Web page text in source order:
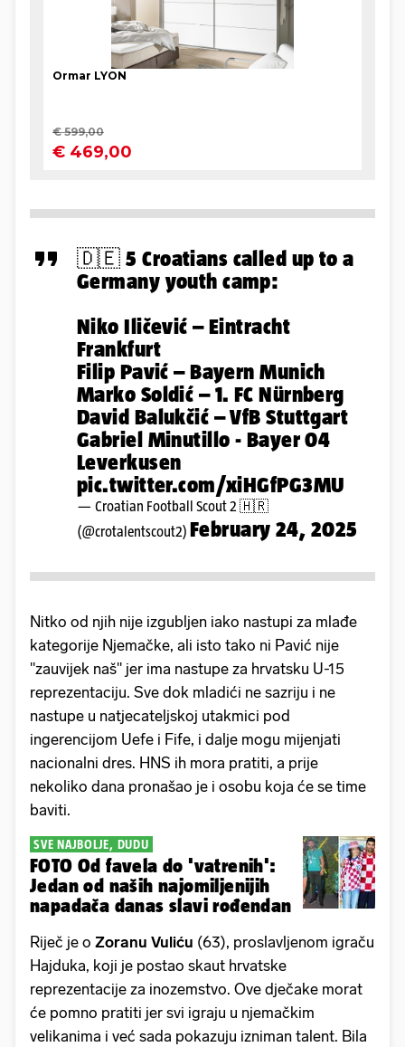
🇩🇪 5 Croatians called up to a
Germany youth camp:
Niko Iličević – Eintracht
Frankfurt
Filip Pavić – Bayern Munich
Marko Soldić – 1. FC Nürnberg
David Balukčić – VfB Stuttgart
Gabriel Minutillo - Bayer 04
Leverkusen
pic.twitter.com/xiHGfPG3MU
— Croatian Football Scout 2 🇭🇷
(@crotalentscout2) February 24, 2025
Nitko od njih nije izgubljen iako nastupi za mlađe
kategorije Njemačke, ali isto tako ni Pavić nije
"zauvijek naš" jer ima nastupe za hrvatsku U-15
reprezentaciju. Sve dok mladići ne sazriju i ne
nastupe u natjecateljskoj utakmici pod
ingerencijom Uefe i Fife, i dalje mogu mijenjati
nacionalni dres. HNS ih mora pratiti, a prije
nekoliko dana pronašao je i osobu koja će se time
baviti.
SVE NAJBOLJE, DUDU
FOTO Od favela do 'vatrenih':
Jedan od naših najomiljenijih
napadača danas slavi rođendan
Riječ je o Zoranu Vuliću (63), proslavljenom igraču
Hajduka, koji je postao skaut hrvatske
reprezentacije za inozemstvo. Ove dječake morat
će pomno pratiti jer svi igraju u njemačkim
velikanima i već sada pokazuju izniman talent. Bila